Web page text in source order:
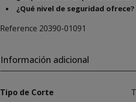
¿Qué nivel de seguridad ofrece?
Reference 20390-01091
Información adicional
Tipo de Corte